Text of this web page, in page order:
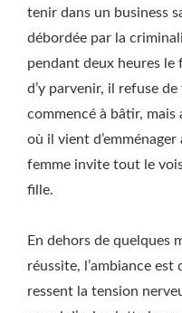
tenir dans un business
débordée par la
pendant deux heures le
d’y parvenir, il refuse de
commencé à bâtir, mais
où il vient
femme invite tout le
fille.
En dehors de quelques
réussite, l’ambiance est
ressent la tension